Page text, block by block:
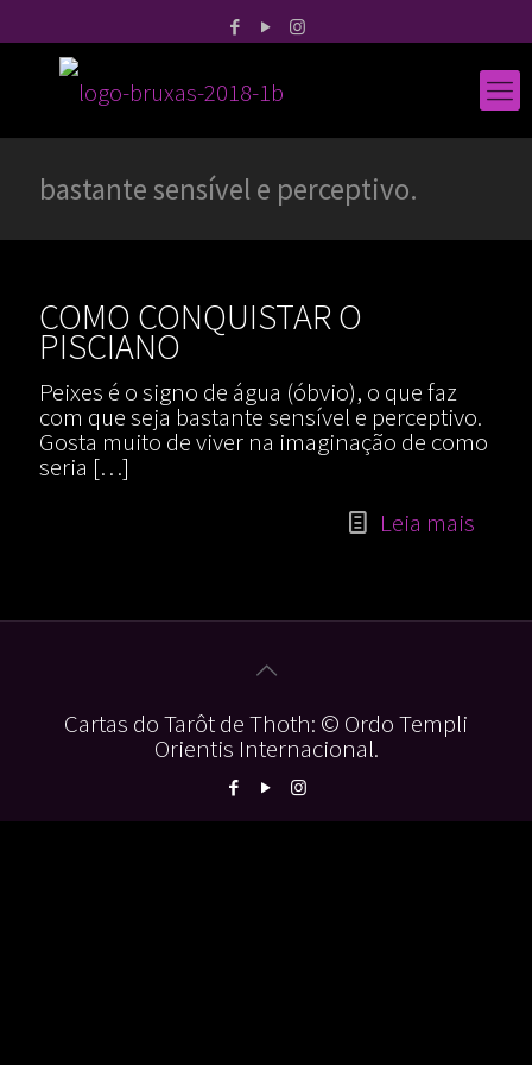
bastante sensível e perceptivo.
COMO CONQUISTAR O
PISCIANO
Peixes é o signo de água (óbvio), o que faz
com que seja bastante sensível e perceptivo.
Gosta muito de viver na imaginação de como
seria […]
Leia mais
Cartas do Tarôt de Thoth: © Ordo Templi
Orientis Internacional.